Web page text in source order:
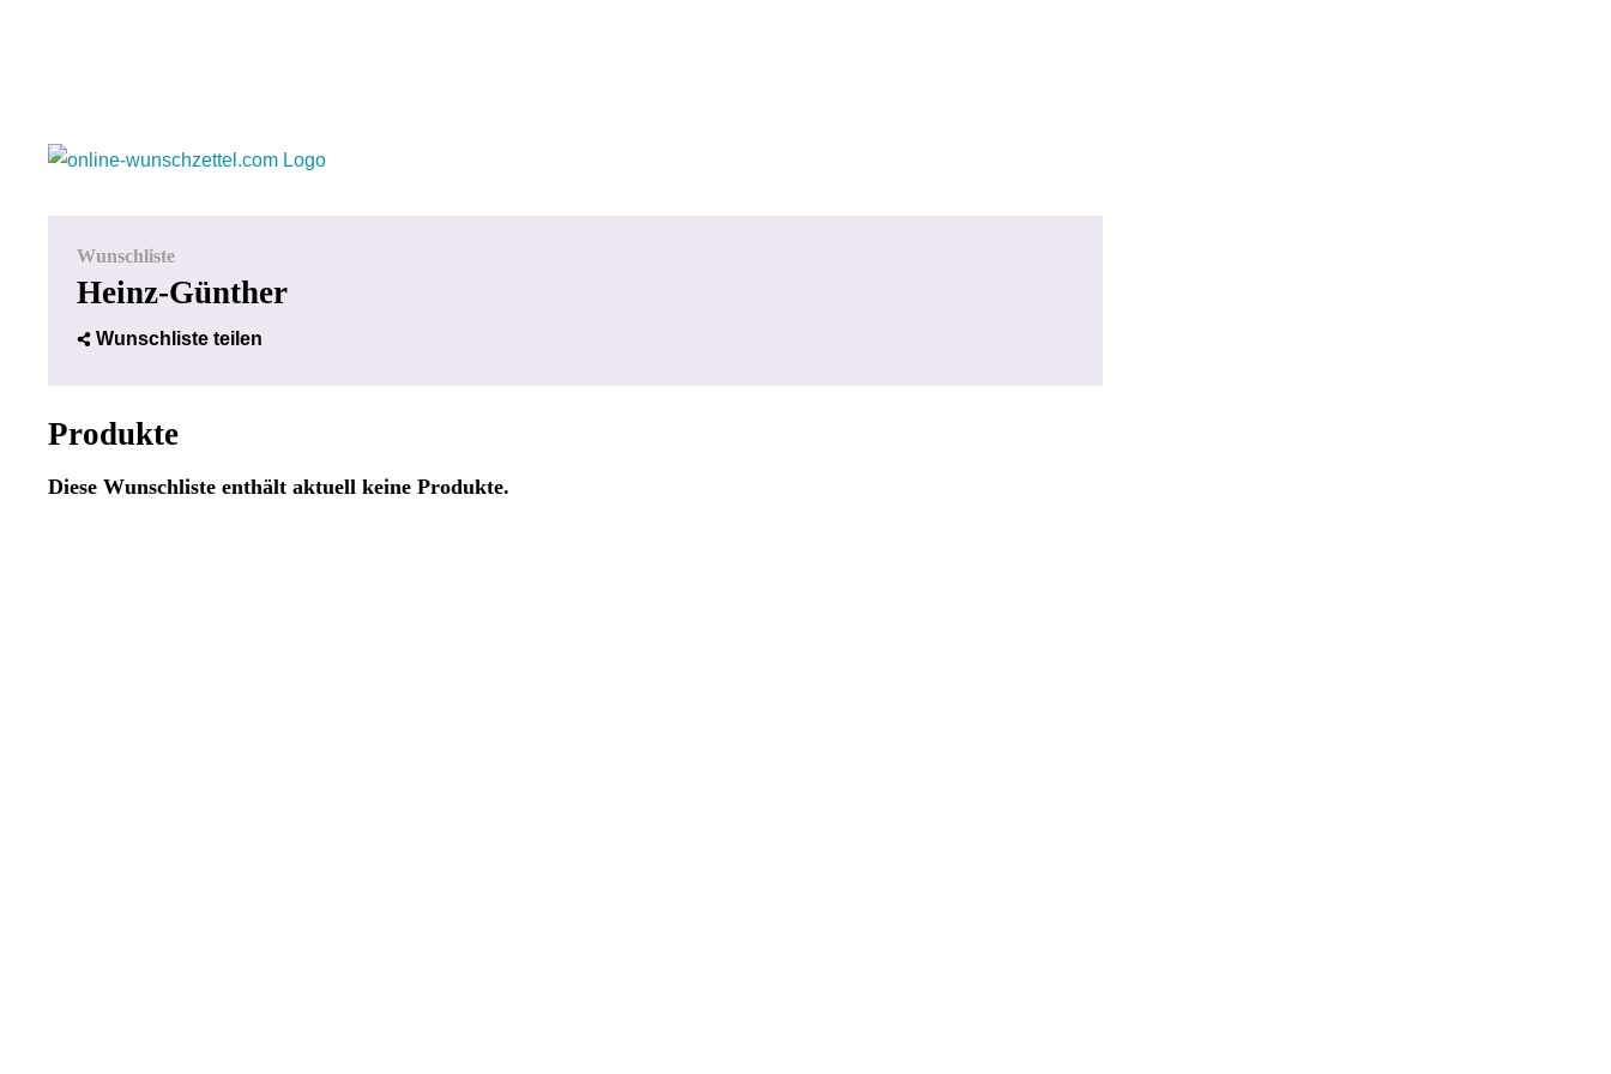
Wunschliste
Heinz-Günther
Wunschliste teilen
Produkte
Diese Wunschliste enthält aktuell keine Produkte.